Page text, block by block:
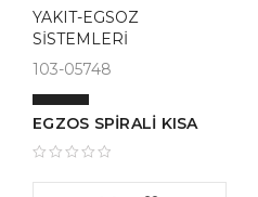
YAKIT-EGSOZ
SİSTEMLERİ
103-05748
EGZOS SPİRALİ KISA